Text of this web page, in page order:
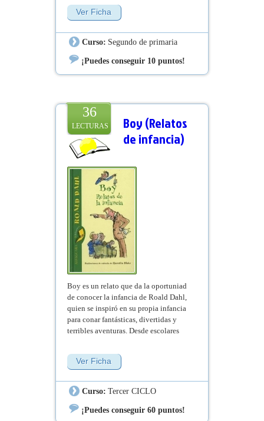
Ver Ficha
Curso: Segundo de primaria
¡Puedes conseguir 10 puntos!
36
LECTURAS
Boy (Relatos
de infancia)
Boy es un relato que da la oportuniad
de conocer la infancia de Roald Dahl,
quien se inspiró en su propia infancia
para conar fantásticas, divertidas y
terribles aventuras. Desde escolares
oportunidad de probar o escoger
chocolates para una fábrica.
Ver Ficha
Curso: Tercer CICLO
¡Puedes conseguir 60 puntos!